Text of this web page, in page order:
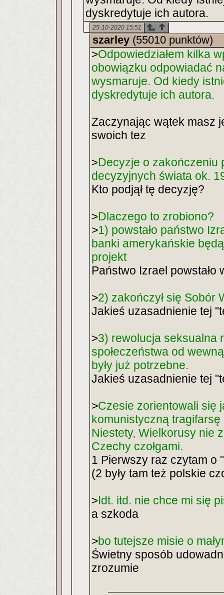
dyskredytuje ich autora.
25-10-2020 15:51
szarley (55010 punktów)
>Odpowiedziałem kilka
obowiązku odpowiadać
wysmaruje. Od kiedy
dyskredytuje ich autora.
Zaczynając wątek masz
swoich tez
>Decyzje o zakończeniu
decyzyjnych świata ok.
Kto podjął tę decyzję?
>Dlaczego to zrobiono?
>1) powstało państwo
banki amerykańskie
projekt
Państwo Izrael powstało
>2) zakończył się Sobór
Jakieś uzasadnienie tej
>3) rewolucja seksualna
społeczeństwa od
były już potrzebne.
Jakieś uzasadnienie tej
>Czesie zorientowali się
komunistyczną
Niestety, Wielkorusy nie
Czechy czołgami.
1 Pierwszy raz czytam o
(2 były tam też polskie
>Idt. itd. nie chce mi się
a szkoda
>bo tutejsze misie o
Świetny sposób
zrozumie